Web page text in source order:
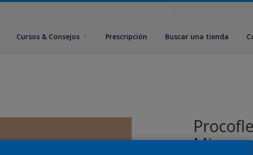
Cursos & Consejos Prescripción Buscar una tienda
Mix